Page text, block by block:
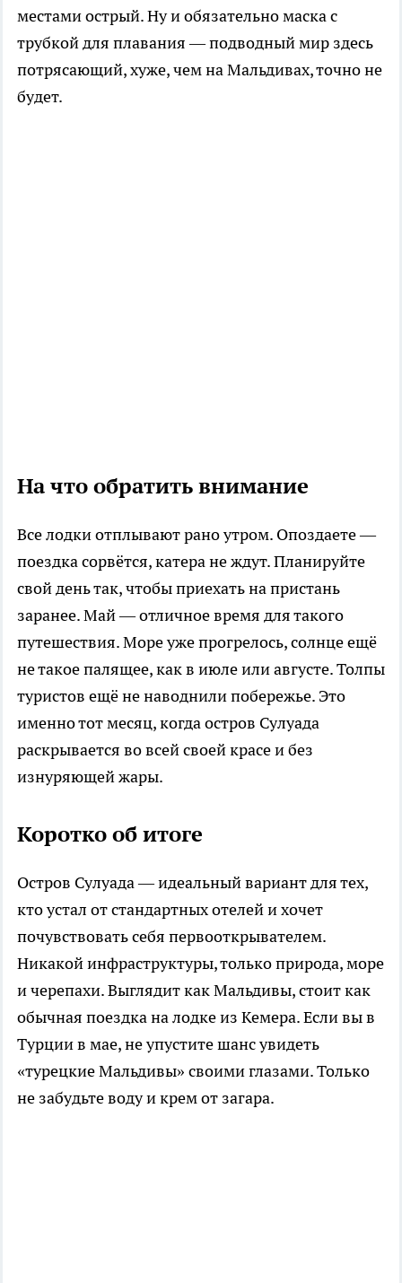
местами острый. Ну и обязательно маска с
трубкой для плавания — подводный мир здесь
потрясающий, хуже, чем на Мальдивах, точно не
будет.
На что обратить внимание
Все лодки отплывают рано утром. Опоздаете —
поездка сорвётся, катера не ждут. Планируйте
свой день так, чтобы приехать на пристань
заранее. Май — отличное время для такого
путешествия. Море уже прогрелось, солнце ещё
не такое палящее, как в июле или августе. Толпы
туристов ещё не наводнили побережье. Это
именно тот месяц, когда остров Сулуада
раскрывается во всей своей красе и без
изнуряющей жары.
Коротко об итоге
Остров Сулуада — идеальный вариант для тех,
кто устал от стандартных отелей и хочет
почувствовать себя первооткрывателем.
Никакой инфраструктуры, только природа, море
и черепахи. Выглядит как Мальдивы, стоит как
обычная поездка на лодке из Кемера. Если вы в
Турции в мае, не упустите шанс увидеть
«турецкие Мальдивы» своими глазами. Только
не забудьте воду и крем от загара.